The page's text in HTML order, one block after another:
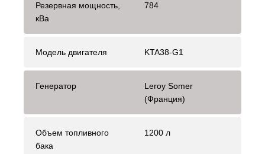
Резервная мощность,
кВа
784
Модель двигателя KTA38-G1
Генератор
Leroy Somer
(Франция)
Объем топливного
бака
1200 л